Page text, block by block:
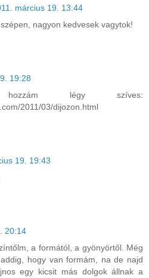
március 19. 13:44
nagyon kedvesek vagytok!
19:28
légy szíves:
2011/03/dijozon.html
19. 19:43
20:14
a formától, a gyönyörtől. Még
hogy van formám, na de najd
egy kicsit más dolgok állnak a